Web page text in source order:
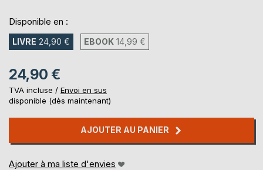
Disponible en :
LIVRE 24,90 € EBOOK 14,99 €
24,90 €
TVA incluse / Envoi en sus
disponible (dès maintenant)
AJOUTER AU PANIER
Ajouter à ma liste d'envies